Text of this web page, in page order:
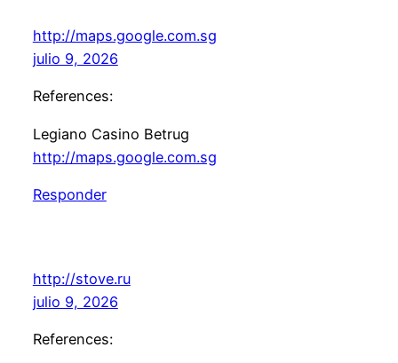
http://maps.google.com.sg
julio 9, 2026
References:
Legiano Casino Betrug
http://maps.google.com.sg
Responder
http://stove.ru
julio 9, 2026
References: